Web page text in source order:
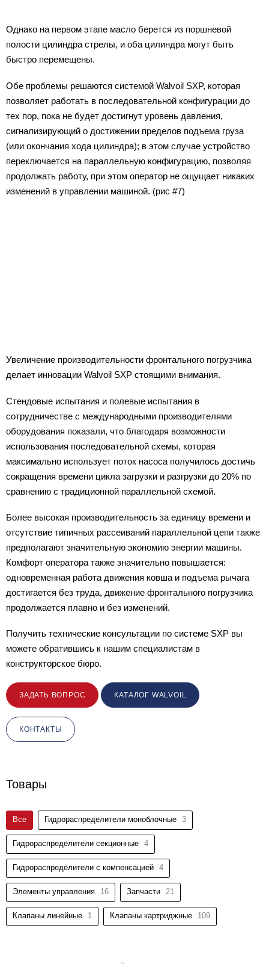
Однако на первом этапе масло берется из поршневой
полости цилиндра стрелы, и оба цилиндра могут быть
быстро перемещены.
Обе проблемы решаются системой Walvoil SXP, которая
позволяет работать в последовательной конфигурации до
тех пор, пока не будет достигнут уровень давления,
сигнализирующий о достижении пределов подъема груза
(или окончания хода цилиндра); в этом случае устройство
переключается на параллельную конфигурацию, позволяя
продолжать работу, при этом оператор не ощущает никаких
изменений в управлении машиной. (рис #7)
Увеличение производительности фронтального погрузчика
делает инновации Walvoil SXP стоящими внимания.
Стендовые испытания и полевые испытания в
сотрудничестве с международными производителями
оборудования показали, что благодаря возможности
использования последовательной схемы, которая
максимально использует поток насоса получилось достичь
сокращения времени цикла загрузки и разгрузки до 20% по
сравнению с традиционной параллельной схемой.
Более высокая производительность за единицу времени и
отсутствие типичных рассеиваний параллельной цепи также
предполагают значительную экономию энергии машины.
Комфорт оператора также значительно повышается:
одновременная работа движения ковша и подъема рычага
достигается без труда, движение фронтального погрузчика
продолжается плавно и без изменений.
Получить технические консультации по системе SXP вы
можете обратившись к нашим специалистам в
конструкторское бюро.
ЗАДАТЬ ВОПРОС КАТАЛОГ WALVOIL
КОНТАКТЫ
Товары
Все Гидрораспределители моноблочные 3
Гидрораспределители секционные 4
Гидрораспределители с компенсацией 4
Элементы управления 16 Запчасти 21
Клапаны линейные 1 Клапаны картриджные 109